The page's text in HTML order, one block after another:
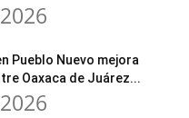
Pueblo Nuevo mejora
Oaxaca de Juárez...